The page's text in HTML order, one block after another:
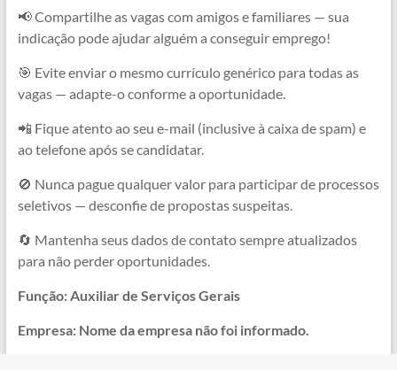
📢 Compartilhe as vagas com amigos e familiares — sua
indicação pode ajudar alguém a conseguir emprego!
🎯 Evite enviar o mesmo currículo genérico para todas as
vagas — adapte-o conforme a oportunidade.
📲 Fique atento ao seu e-mail (inclusive à caixa de spam) e
ao telefone após se candidatar.
🚫 Nunca pague qualquer valor para participar de processos
seletivos — desconfie de propostas suspeitas.
🔄 Mantenha seus dados de contato sempre atualizados
para não perder oportunidades.
Função: Auxiliar de Serviços Gerais
Empresa: Nome da empresa não foi informado.